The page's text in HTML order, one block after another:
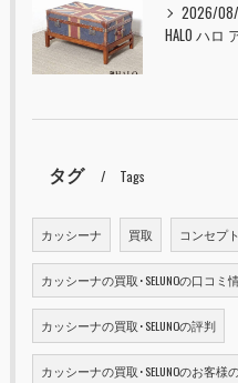
2026/
タグ Tags
カッシーナ 買取 コンセプト
カッシーナの買取･SELUNOの口コミ
カッシーナの買取･SELUNOの評判
カッシーナの買取･SELUNOのお客様